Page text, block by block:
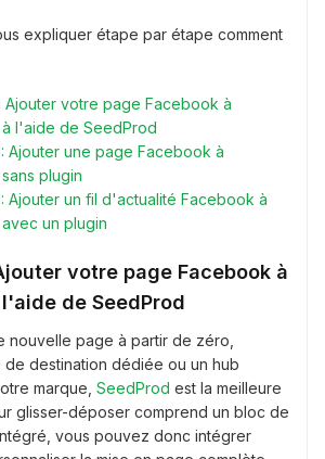
expliquer étape par étape comment
Ajouter votre page Facebook à
l'aide de SeedProd
Ajouter une page Facebook à
plugin
Ajouter un fil d'actualité Facebook à
un plugin
votre page Facebook à
de SeedProd
nouvelle page à partir de zéro,
de destination dédiée ou un hub
marque, SeedProd est la meilleure
glisser-déposer comprend un bloc de
vous pouvez donc intégrer